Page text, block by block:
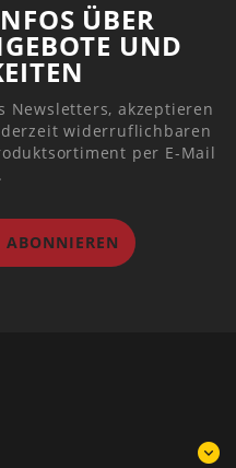
ÜBER
UND
Newsletters, akzeptieren
widerruflichbaren
per E-Mail
ABONNIEREN